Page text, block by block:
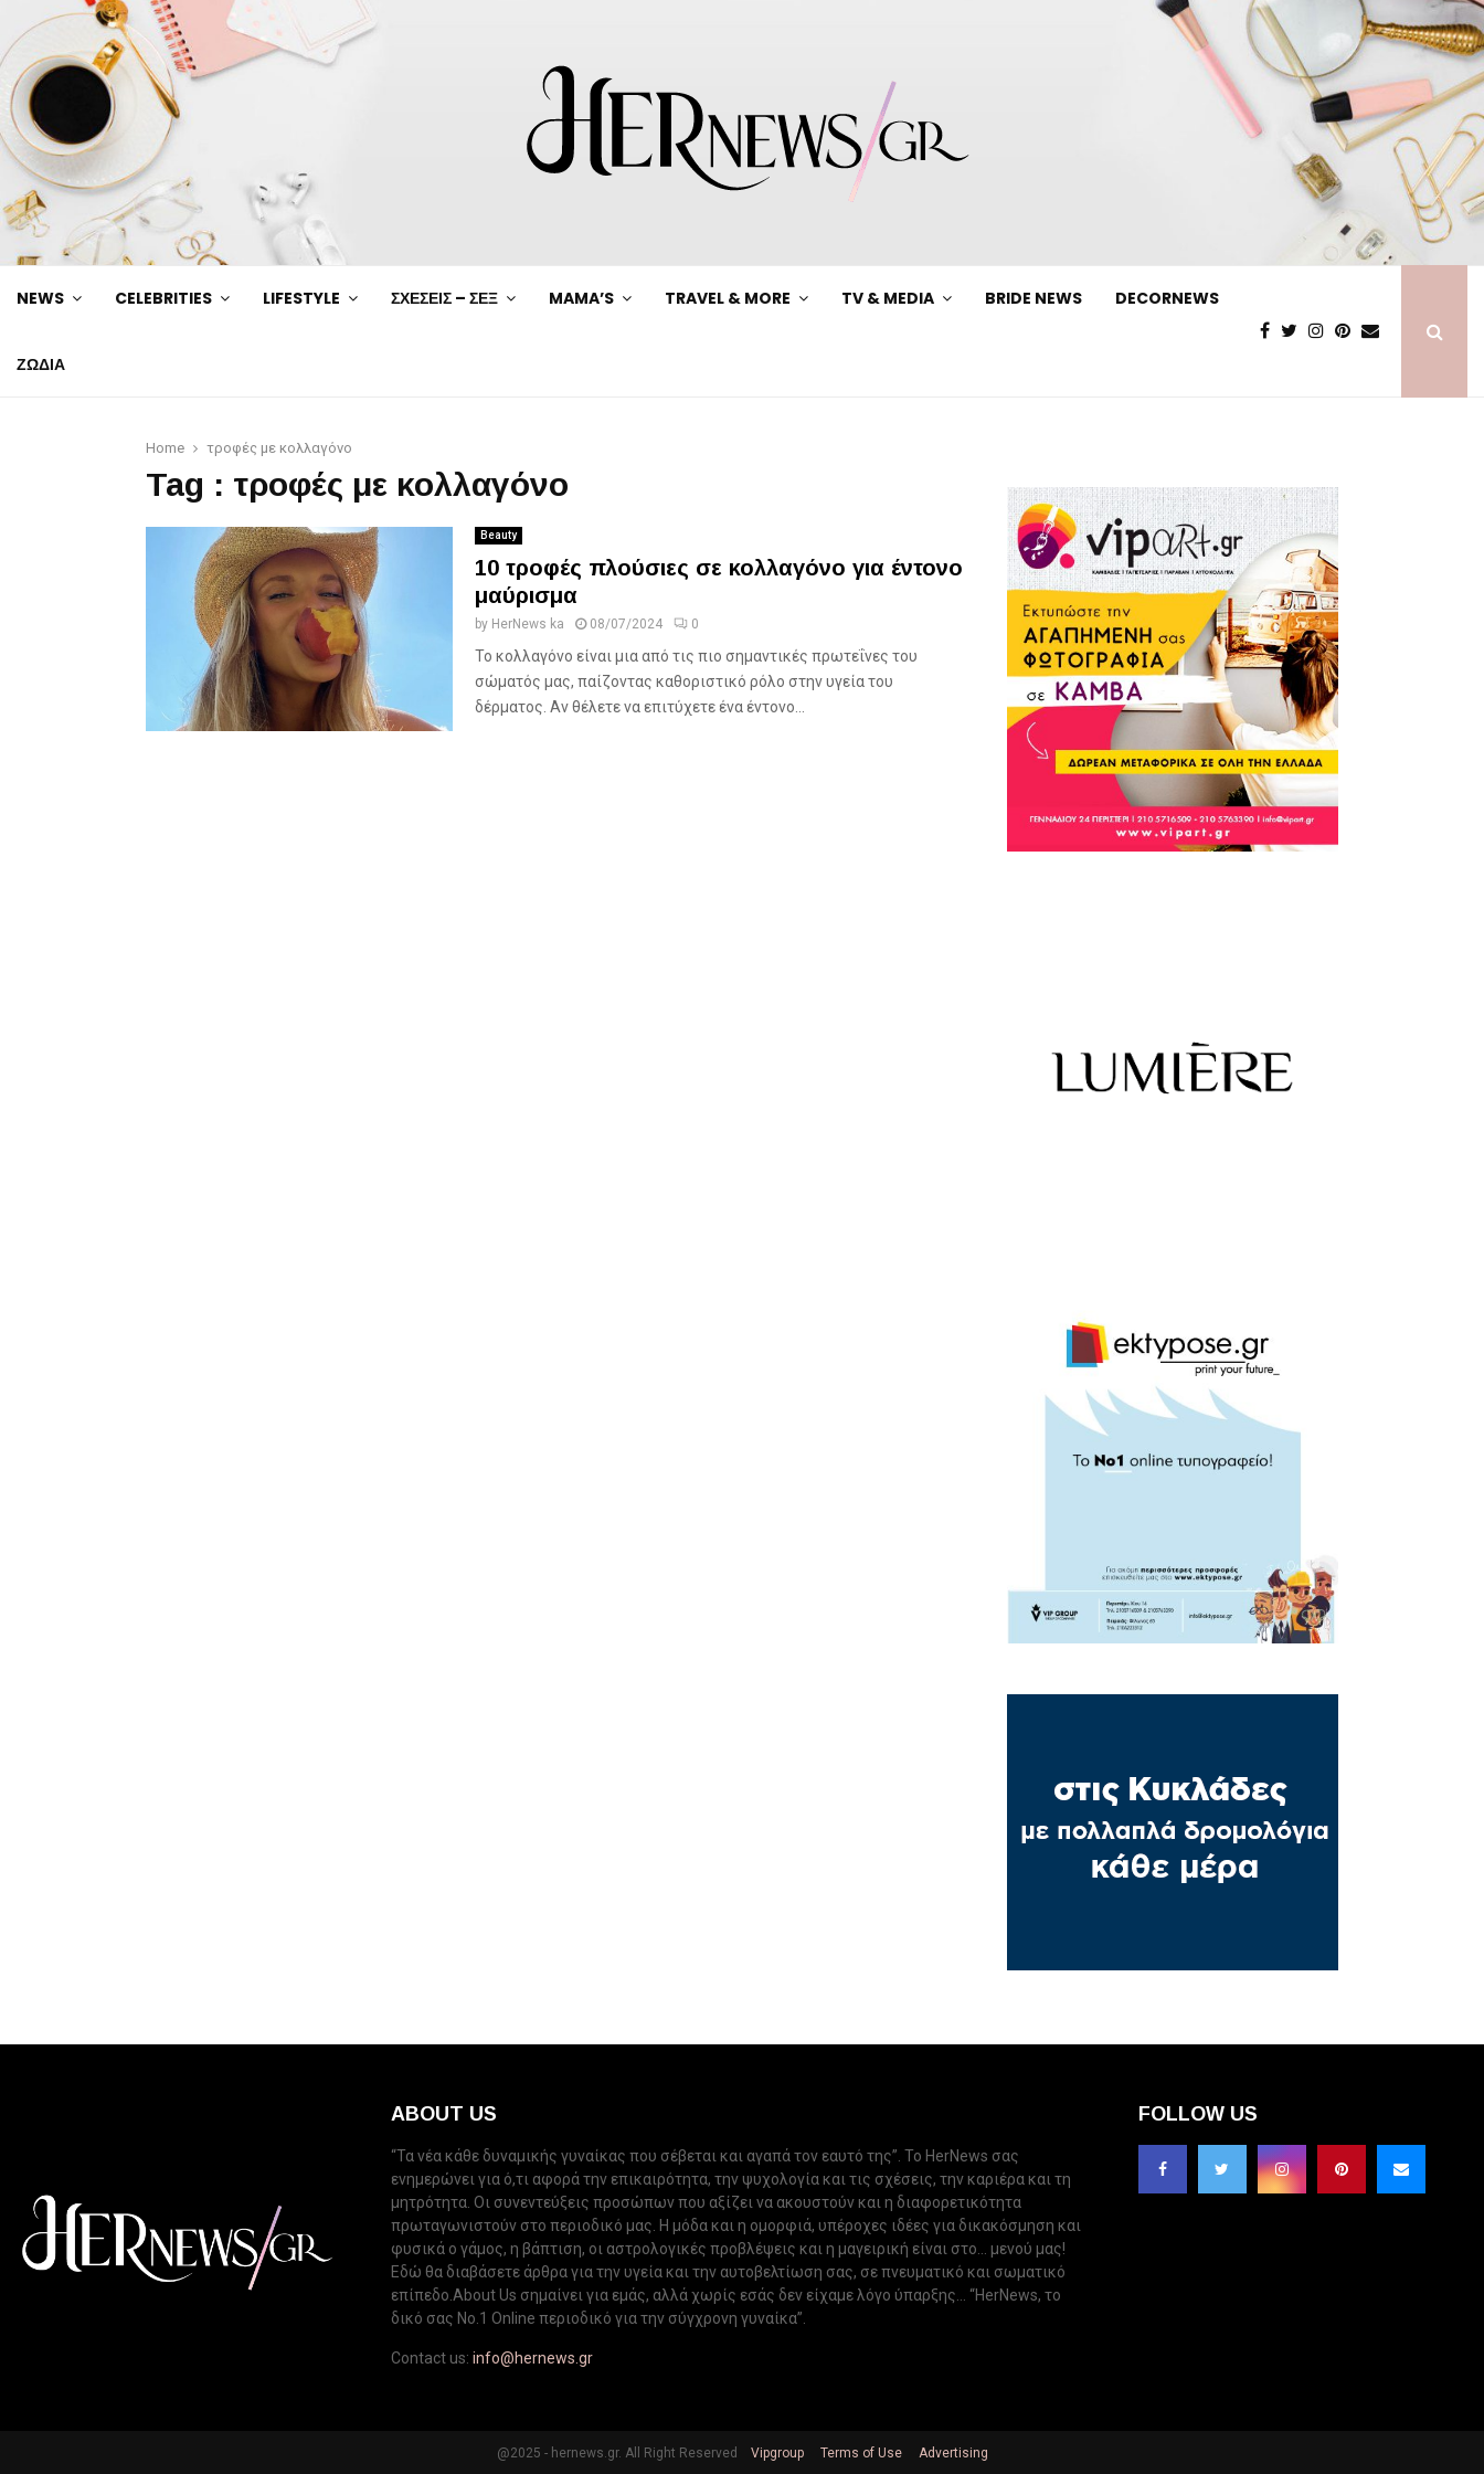
NEWS CELEBRITIES LIFESTYLE ΣΧΕΣΕΙΣ – ΣΕΞ MAMA’S TRAVEL & MORE TV & MEDIA BRIDE NEWS DECORNEWS
ΖΩΔΙΑ
Home τροφές με κολλαγόνο
Tag : τροφές με κολλαγόνο
Beauty
10 τροφές πλούσιες σε κολλαγόνο για έντονο
μαύρισμα
by HerNews ka 08/07/2024 0
Το κολλαγόνο είναι μια από τις πιο σημαντικές πρωτεΐνες του
σώματός μας, παίζοντας καθοριστικό ρόλο στην υγεία του
δέρματος. Αν θέλετε να επιτύχετε ένα έντονο...
ABOUT US
“Τα νέα κάθε δυναμικής γυναίκας που σέβεται και αγαπά τον εαυτό της”. Το HerNews σας
ενημερώνει για ό,τι αφορά την επικαιρότητα, την ψυχολογία και τις σχέσεις, την καριέρα και τη
μητρότητα. Οι συνεντεύξεις προσώπων που αξίζει να ακουστούν και η διαφορετικότητα
πρωταγωνιστούν στο περιοδικό μας. Η μόδα και η ομορφιά, υπέροχες ιδέες για δικακόσμηση και
φυσικά ο γάμος, η βάπτιση, οι αστρολογικές προβλέψεις και η μαγειρική είναι στο... μενού μας!
Εδώ θα διαβάσετε άρθρα για την υγεία και την αυτοβελτίωση σας, σε πνευματικό και σωματικό
επίπεδο.About Us σημαίνει για εμάς, αλλά χωρίς εσάς δεν είχαμε λόγο ύπαρξης... “HerNews, το
δικό σας Νo.1 Online περιοδικό για την σύγχρονη γυναίκα”.
Contact us: info@hernews.gr
FOLLOW US
@2025 - hernews.gr. All Right Reserved Vipgroup Terms of Use Advertising